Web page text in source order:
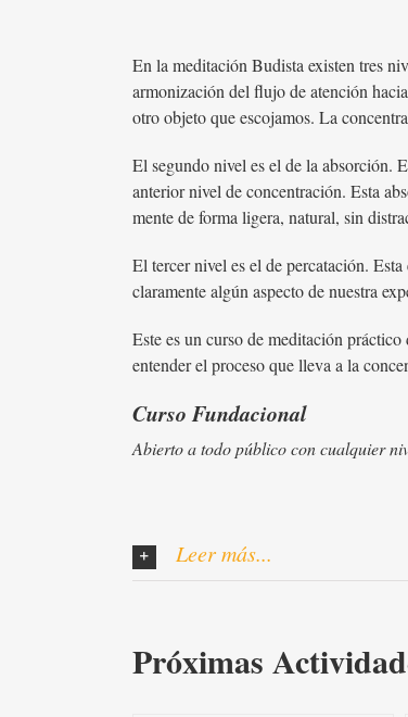
En la meditación Budista existen tres
armonización del flujo de atención
otro objeto que escojamos. La
El segundo nivel es el de la absorción.
anterior nivel de concentración. Esta
mente de forma ligera, natural, sin
El tercer nivel es el de percatación.
claramente algún aspecto de nuestra
Este es un curso de meditación
entender el proceso que lleva a la
Curso Fundacional
Abierto a todo público con cualquier
Leer más...
Próximas